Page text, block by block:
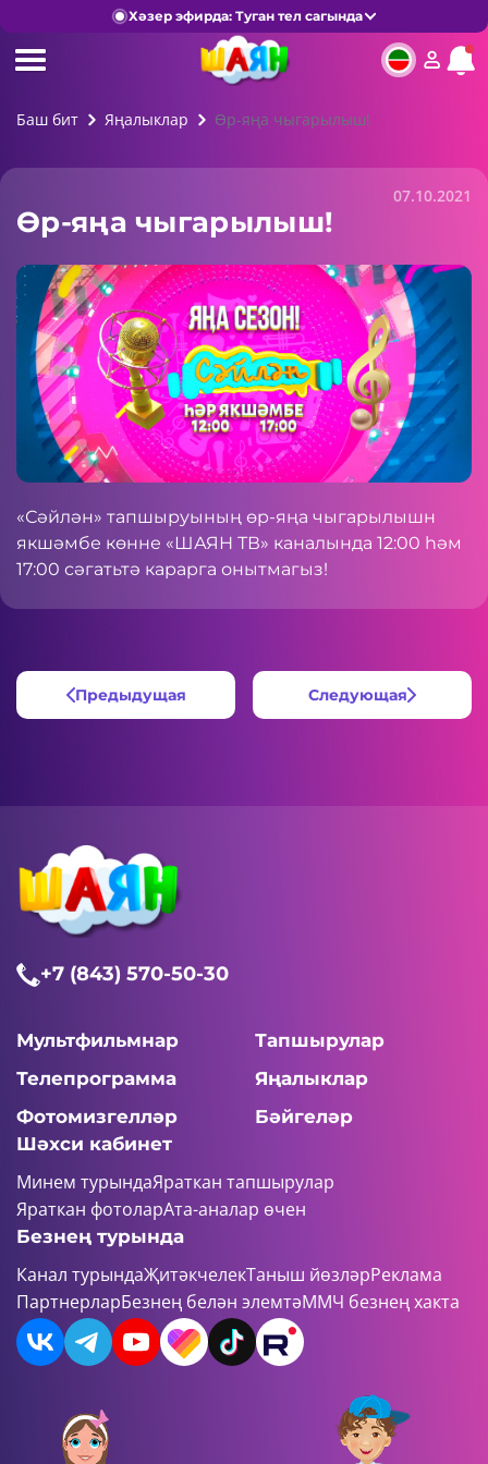
Хәзер эфирда: Туган тел сагында
Баш бит Яңалыклар Өр-яңа чыгарылыш!
07.10.2021
Өр-яңа чыгарылыш!
«Сәйлән» тапшыруының өр-яңа чыгарылышн
якшәмбе көнне «ШАЯН ТВ» каналында 12:00 һәм
17:00 сәгатьтә карарга онытмагыз!
Предыдущая Следующая
+7 (843) 570-50-30
Мультфильмнар
Тапшырулар
Телепрограмма
Яңалыклар
Фотомизгелләр
Бәйгеләр
Шәхси кабинет
Минем турындаЯраткан тапшырулар
Яраткан фотоларАта-аналар өчен
Безнең турында
Канал турындаҖитәкчелекТаныш йөзләрРеклама
ПартнерларБезнең белән элемтәММЧ безнең хакта